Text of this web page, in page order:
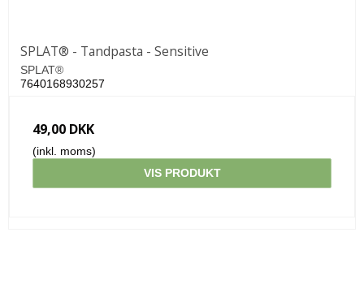
SPLAT® - Tandpasta - Sensitive
SPLAT®
7640168930257
49,00 DKK
(inkl. moms)
VIS PRODUKT